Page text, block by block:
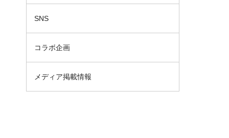
SNS
コラボ企画
メディア掲載情報